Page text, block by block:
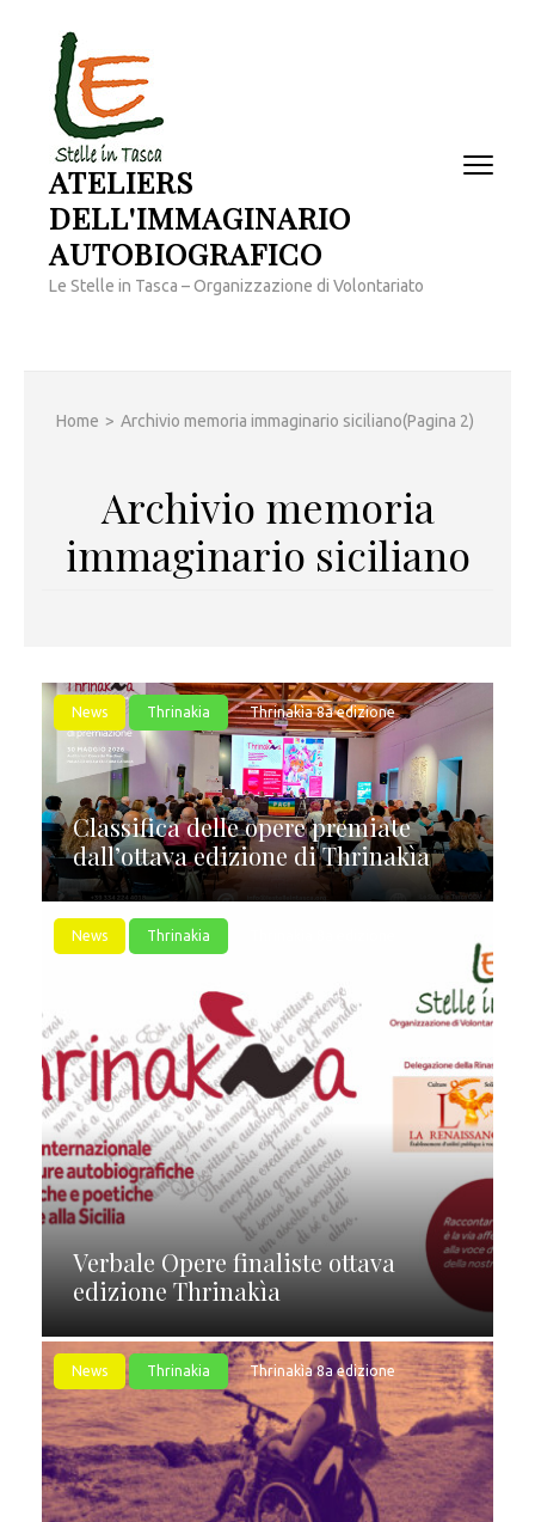
contenuto
(premi
invio)
ATELIERS
DELL'IMMAGINARIO
AUTOBIOGRAFICO
Le Stelle in Tasca – Organizzazione di Volontariato
Home > Archivio memoria immaginario siciliano(Pagina 2)
Archivio memoria
immaginario siciliano
News Thrinakia Thrinakìa 8a edizione
Classifica delle opere premiate
dall’ottava edizione di Thrinakìa
News Thrinakia
Verbale Opere finaliste ottava
edizione Thrinakìa
News Thrinakia Thrinakìa 8a edizione